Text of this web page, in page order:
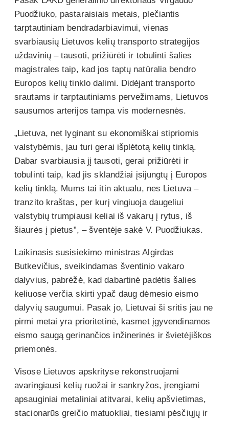
Puodžiuko, pastaraisiais metais, plečiantis
tarptautiniam bendradarbiavimui, vienas
svarbiausių Lietuvos kelių transporto strategijos
uždavinių – tausoti, prižiūrėti ir tobulinti šalies
magistrales taip, kad jos taptų natūralia bendro
Europos kelių tinklo dalimi. Didėjant transporto
srautams ir tarptautiniams pervežimams, Lietuvos
sausumos arterijos tampa vis modernesnės.
„Lietuva, net lyginant su ekonomiškai stipriomis
valstybėmis, jau turi gerai išplėtotą kelių tinklą.
Dabar svarbiausia jį tausoti, gerai prižiūrėti ir
tobulinti taip, kad jis sklandžiai įsijungtų į Europos
kelių tinklą. Mums tai itin aktualu, nes Lietuva –
tranzito kraštas, per kurį vingiuoja daugeliui
valstybių trumpiausi keliai iš vakarų į rytus, iš
šiaurės į pietus”, – šventėje sakė V. Puodžiukas.
Laikinasis susisiekimo ministras Algirdas
Butkevičius, sveikindamas šventinio vakaro
dalyvius, pabrėžė, kad dabartinė padėtis šalies
keliuose verčia skirti ypač daug dėmesio eismo
dalyvių saugumui. Pasak jo, Lietuvai ši sritis jau ne
pirmi metai yra prioritetinė, kasmet įgyvendinamos
eismo saugą gerinančios inžinerinės ir švietėjiškos
priemonės.
Visose Lietuvos apskrityse rekonstruojami
avaringiausi kelių ruožai ir sankryžos, įrengiami
apsauginiai metaliniai atitvarai, kelių apšvietimas,
stacionarūs greičio matuokliai, tiesiami pėsčiųjų ir